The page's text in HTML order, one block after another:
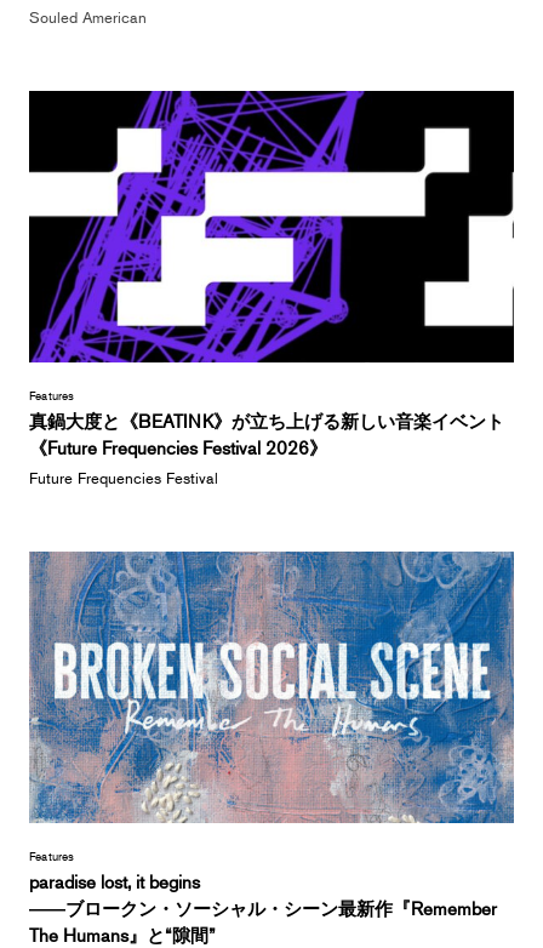
Souled American
Features
真鍋大度と《BEATINK》が立ち上げる新しい音楽イベント
《Future Frequencies Festival 2026》
Future Frequencies Festival
Features
paradise lost, it begins
――ブロークン・ソーシャル・シーン最新作『Remember
The Humans』と“隙間”